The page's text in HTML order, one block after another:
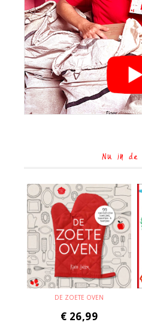
Nu in de
DE ZOETE OVEN
€ 26,99